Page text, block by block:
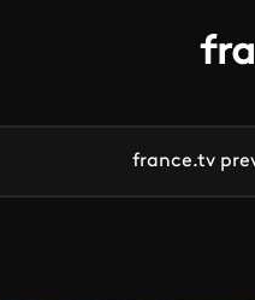
france.tv